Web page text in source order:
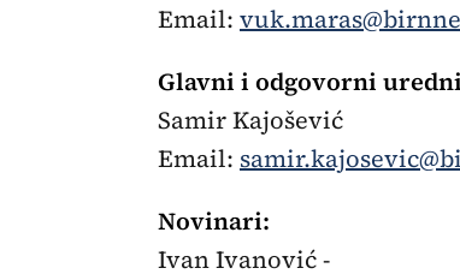
Email:
Glavni i odgovorni
Samir Kajošević
Email:
Novinari:
Ivan Ivanović -